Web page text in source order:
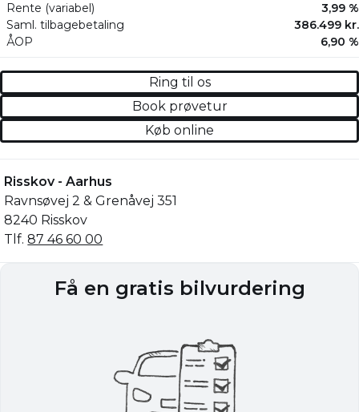
Rente (variabel)
3,99 %
Saml. tilbagebetaling
386.499 kr.
ÅOP
6,90 %
Ring til os
Book prøvetur
Køb online
Risskov - Aarhus
Ravnsøvej 2 & Grenåvej 351
8240 Risskov
Tlf.87 46 60 00
Få en gratis bilvurdering